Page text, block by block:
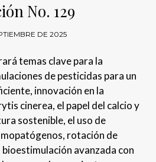
No. 129
DE 2025
temas clave para la
de pesticidas para un
innovación en la
cinerea, el papel del calcio y
sostenible, el uso de
rotación de
avanzada con